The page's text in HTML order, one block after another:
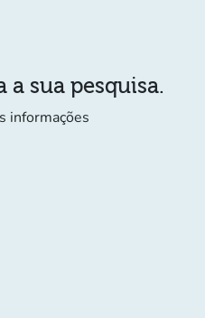
sua pesquisa.
informações